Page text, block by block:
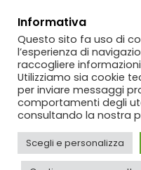
Genova,
immagini
Genova,
700mila
00:02
CopyrightBlitzTV© 2019-2025
IT11812250154. Tutti i diritti sono
Informativa
Questo sito fa uso di
l’esperienza di
raccogliere
Utilizziamo sia cookie
per inviare messaggi
comportamenti degli
consultando la nostra
Scegli e personalizza